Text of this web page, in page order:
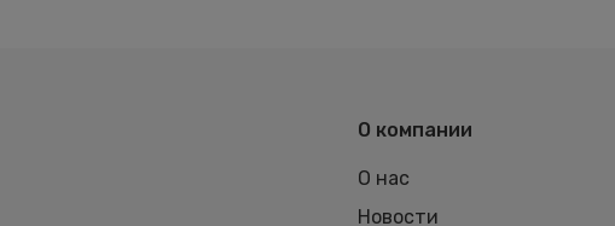
О компании
О нас
Новости